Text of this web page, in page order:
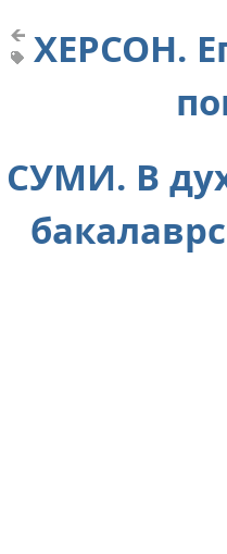
ХЕРСОН.
СУМИ. В